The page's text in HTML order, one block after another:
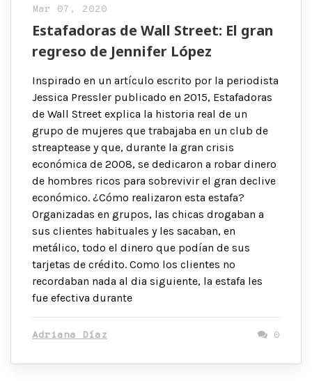
Mar 07, 2020
Estafadoras de Wall Street: El gran
regreso de Jennifer López
Inspirado en un artículo escrito por la periodista
Jessica Pressler publicado en 2015, Estafadoras
de Wall Street explica la historia real de un
grupo de mujeres que trabajaba en un club de
streaptease y que, durante la gran crisis
económica de 2008, se dedicaron a robar dinero
de hombres ricos para sobrevivir el gran declive
económico. ¿Cómo realizaron esta estafa?
Organizadas en grupos, las chicas drogaban a
sus clientes habituales y les sacaban, en
metálico, todo el dinero que podían de sus
tarjetas de crédito. Como los clientes no
recordaban nada al dia siguiente, la estafa les
fue efectiva durante
Adriana Díaz 0